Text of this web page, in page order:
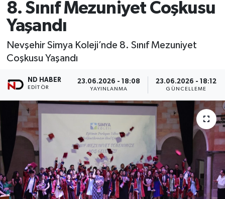
8. Sınıf Mezuniyet Coşkusu
Yaşandı
Nevşehir Simya Koleji’nde 8. Sınıf Mezuniyet
Coşkusu Yaşandı
ND HABER
EDITÖR
23.06.2026 - 18:08
YAYINLANMA
23.06.2026 - 18:12
GÜNCELLEME